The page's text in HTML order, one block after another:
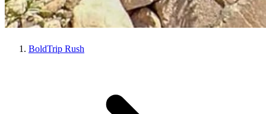
BoldTrip Rush